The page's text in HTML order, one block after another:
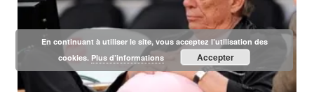
En continuant à utiliser le site, vous acceptez l’utilisation des
cookies. Plus d’informations Accepter